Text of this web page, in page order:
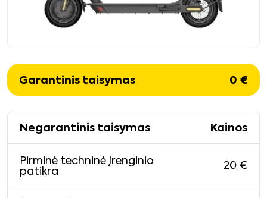
Garantinis taisymas 0 €
Negarantinis taisymas Kainos
Pirminė techninė įrenginio
patikra
20 €